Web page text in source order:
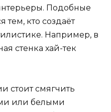
Подобные
кто создаёт
Например, в
стенка хай-тек
стоит смягчить
или белыми